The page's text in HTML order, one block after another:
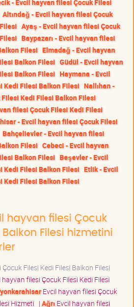
- Evcil hayvan filesi Çocuk Filesi
Altındağ - Evcil hayvan filesi Çocuk
Ayaş - Evcil hayvan filesi Çocuk
Baypazarı - Evcil hayvan filesi
Filesi Elmadağ - Evcil hayvan
Balkon Filesi Güdül - Evcil hayvan
Balkon Filesi Haymana - Evcil
Kedi Filesi Balkon Filesi Nallıhan -
Kedi Filesi Balkon Filesi
filesi Çocuk Filesi Kedi Filesi
- Evcil hayvan filesi Çocuk Filesi
Bahçelievler - Evcil hayvan filesi
Filesi Cebeci - Evcil hayvan
Balkon Filesi Beşevler - Evcil
Kedi Filesi Balkon Filesi Etlik - Evcil
Kedi Filesi Balkon Filesi
hayvan filesi Çocuk
Balkon Filesi hizmetini
Filesi Kedi Filesi Balkon Filesi
filesi Çocuk Filesi Kedi Filesi
Evcil hayvan filesi Çocuk
Hizmeti | Ağrı Evcil hayvan filesi